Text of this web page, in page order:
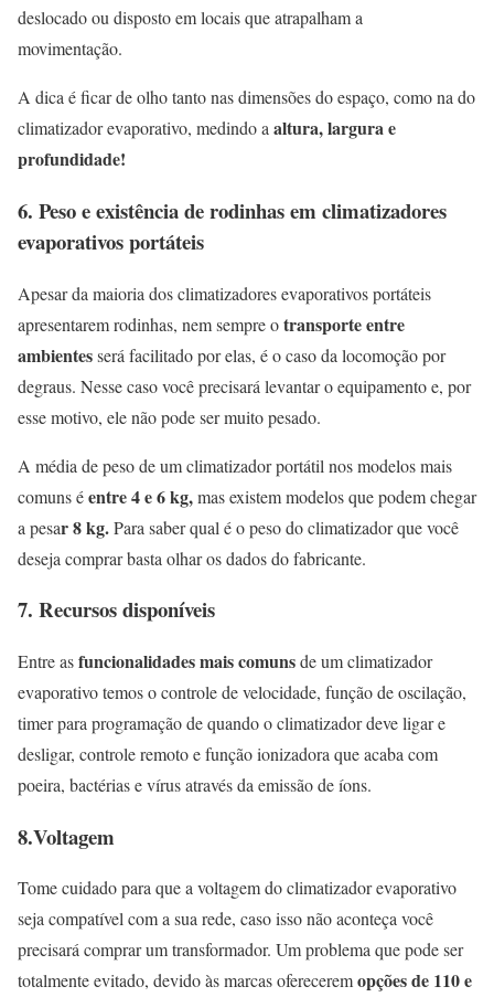
deslocado ou disposto em locais que atrapalham a
movimentação.
A dica é ficar de olho tanto nas dimensões do espaço, como na do
climatizador evaporativo, medindo a altura, largura e
profundidade!
6. Peso e existência de rodinhas em climatizadores
evaporativos portáteis
Apesar da maioria dos climatizadores evaporativos portáteis
apresentarem rodinhas, nem sempre otransporte entre
ambientesserá facilitado por elas, é o caso da locomoção por
degraus. Nesse caso você precisará levantar o equipamento e, por
esse motivo, ele não pode ser muito pesado.
A média de peso de um climatizador portátil nos modelos mais
comuns éentre 4 e 6 kg,mas existem modelos que podem chegar
a pesar 8 kg.Para saber qual é o peso do climatizador que você
deseja comprar basta olhar os dados do fabricante.
7. Recursos disponíveis
Entre asfuncionalidades mais comunsde um climatizador
evaporativo temos o controle de velocidade, função de oscilação,
timer para programação de quando o climatizador deve ligar e
desligar, controle remoto e função ionizadora que acaba com
poeira, bactérias e vírus através da emissão de íons.
8.Voltagem
Tome cuidado para que a voltagem do climatizador evaporativo
seja compatível com a sua rede, caso isso não aconteça você
precisará comprar um transformador. Um problema que pode ser
totalmente evitado, devido às marcas ofereceremopções de 110 e